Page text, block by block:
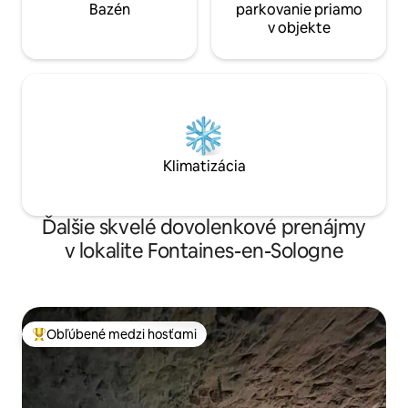
Bazén
parkovanie priamo
v objekte
Klimatizácia
Ďalšie skvelé dovolenkové prenájmy
v lokalite Fontaines-en-Sologne
Najobľúbenejšie medzi hosťami
Obľúbené medzi hosťami